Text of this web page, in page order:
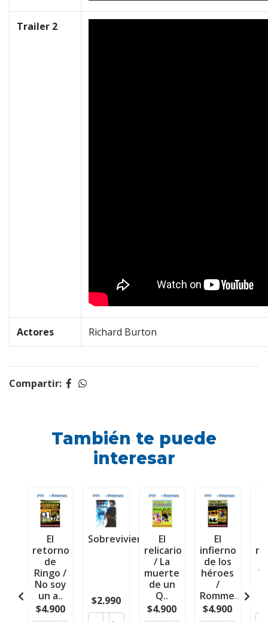
Trailer 2
Actores Richard Burton
Compartir:
También te puede
interesar
El
retorno
de
Ringo /
No soy
un a..
$4.900
Sobreviviendo
$2.990
El
relicario
/ La
muerte
de un
Q..
$4.900
El
infierno
de los
héroes
/
Romme..
$4.900